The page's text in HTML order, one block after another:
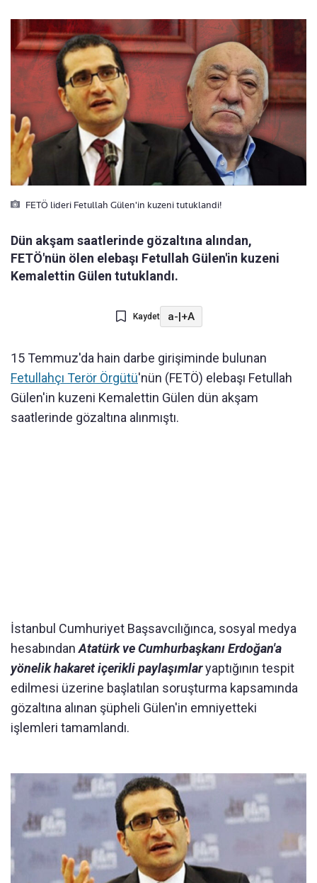
FETÖ lideri Fetullah Gülen'in kuzeni tutuklandi!
Dün akşam saatlerinde gözaltına alından,
FETÖ'nün ölen elebaşı Fetullah Gülen'in kuzeni
Kemalettin Gülen tutuklandı.
Kaydet a-|+A
15 Temmuz'da hain darbe girişiminde bulunan
Fetullahçı Terör Örgütü'nün (FETÖ) elebaşı Fetullah
Gülen'in kuzeni Kemalettin Gülen dün akşam
saatlerinde gözaltına alınmıştı.
İstanbul Cumhuriyet Başsavcılığınca, sosyal medya
hesabındanAtatürk ve Cumhurbaşkanı Erdoğan'a
yönelik hakaret içerikli paylaşımlaryaptığının tespit
edilmesi üzerine başlatılan soruşturma kapsamında
gözaltına alınan şüpheli Gülen'in emniyetteki
işlemleri tamamlandı.